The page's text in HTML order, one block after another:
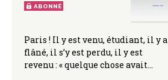
ABONNÉ
Paris ! Il y est venu, étudiant, il y a
flâné, il s’y est perdu, il y est
revenu : « quelque chose avait…